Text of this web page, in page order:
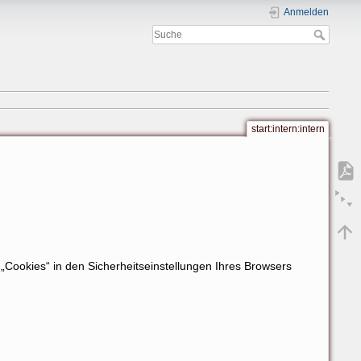
Anmelden
start:intern:intern
in den Sicherheitseinstellungen Ihres Browsers